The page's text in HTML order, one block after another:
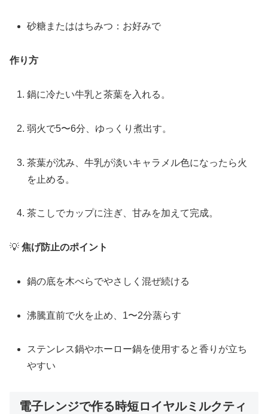
砂糖またははちみつ：お好みで
作り方
鍋に冷たい牛乳と茶葉を入れる。
弱火で5〜6分、ゆっくり煮出す。
茶葉が沈み、牛乳が淡いキャラメル色になったら火
を止める。
茶こしでカップに注ぎ、甘みを加えて完成。
💡 焦げ防止のポイント
鍋の底を木べらでやさしく混ぜ続ける
沸騰直前で火を止め、1〜2分蒸らす
ステンレス鍋やホーロー鍋を使用すると香りが立ち
やすい
電子レンジで作る時短ロイヤルミルクティ